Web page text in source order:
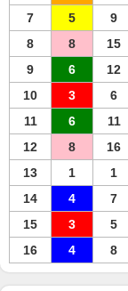
7
5 9
8
8 15
9
6 12
10
3 6
11
6 11
12
8 16
13
1 1
14
4 7
15
3 5
16
4 8